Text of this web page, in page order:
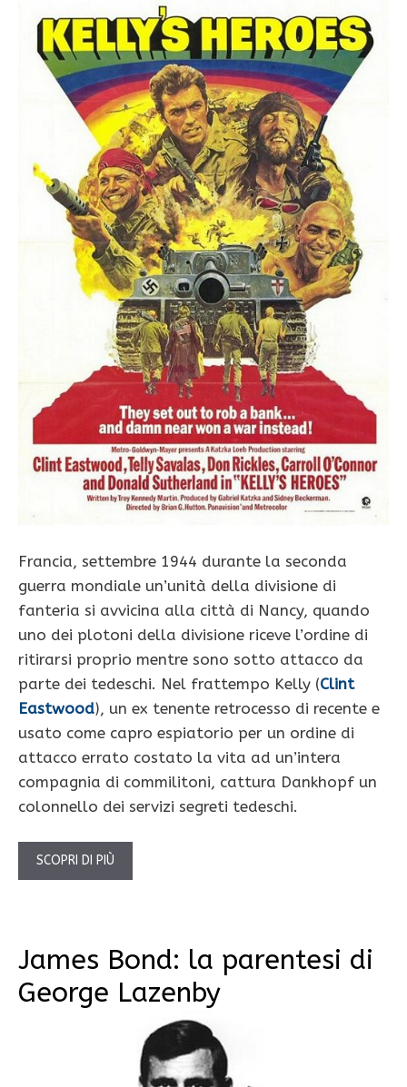
Francia, settembre 1944 durante la seconda
guerra mondiale un’unità della divisione di
fanteria si avvicina alla città di Nancy, quando
uno dei plotoni della divisione riceve l’ordine di
ritirarsi proprio mentre sono sotto attacco da
parte dei tedeschi. Nel frattempo Kelly (Clint
Eastwood), un ex tenente retrocesso di recente ​​e
usato come capro espiatorio per un ordine di
attacco errato costato la vita ad un’intera
compagnia di commilitoni, cattura Dankhopf un
colonnello dei servizi segreti tedeschi.
SCOPRI DI PIÙ
James Bond: la parentesi di
George Lazenby